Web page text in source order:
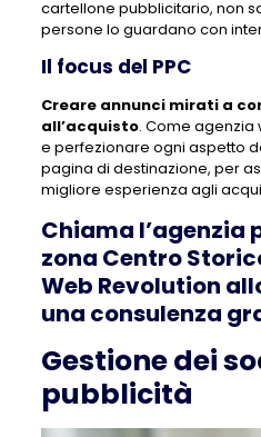
cartellone pubblicitario, non
persone lo guardano con
Il focus del PPC
Creare annunci mirati a
all’acquisto. Come agenzia
e perfezionare ogni aspetto
pagina di destinazione, per
migliore esperienza agli
Chiama
zona Centro
Web Revolution
una consulenza
Gestione dei
pubblicità